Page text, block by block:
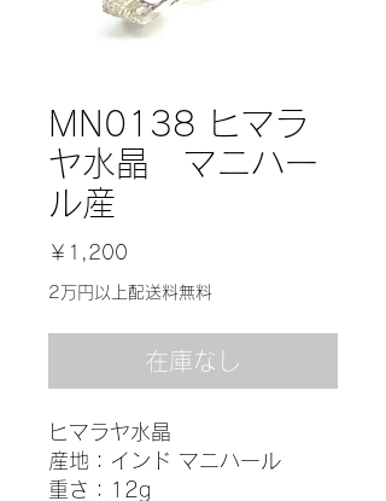
MN0138 ヒマラ
ヤ水晶 マニハー
ル産
￥1,200
格
2万円以上配送料無料
在庫なし
ヒマラヤ水晶
産地：インド マニハール
重さ：12g